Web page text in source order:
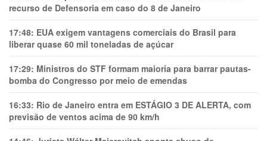
recurso de Defensoria em caso do 8 de Janeiro
17:48: EUA exigem vantagens comerciais do Brasil para
liberar quase 60 mil toneladas de açúcar
17:29: Ministros do STF formam maioria para barrar pautas-
bomba do Congresso por meio de emendas
16:33: Rio de Janeiro entra em ESTÁGIO 3 DE ALERTA, com
previsão de ventos acima de 90 km/h